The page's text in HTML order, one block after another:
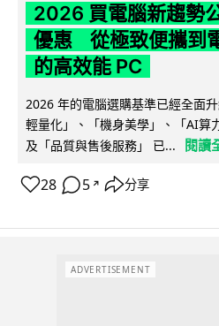
2026 買電腦新趨勢
優惠 從極致便攜到
的高效能 PC
2026 年的電腦選購基準已經全面
輕量化」、「機身美學」、「AI算
及「品質與售後服務」 已...
閱讀
28 5 ↗ 分享
ADVERTISEMENT